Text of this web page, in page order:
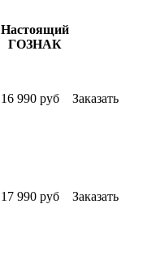
Настоящий
ГОЗНАК
16 990 руб Заказать
17 990 руб Заказать